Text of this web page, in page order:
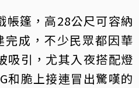
帳篷，高28公尺可容納
成，不少民眾都因華
吸引，尤其入夜搭配燈
和脆上接連冒出驚嘆的